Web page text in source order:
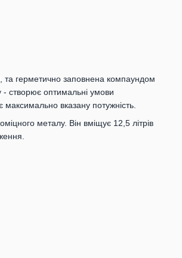
та герметично заповнена компаундом
- створює оптимальні умови
вказану потужність.
металу. Він вміщує 12,5 літрів